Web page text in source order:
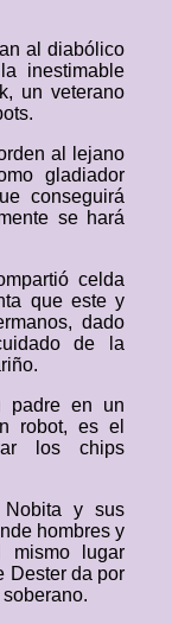
al diabólico
inestimable
un veterano
al lejano
gladiador
conseguirá
se hará
celda
que este y
dado
de la
padre en un
robot, es el
los chips
y sus
hombres y
mismo lugar
Dester da por